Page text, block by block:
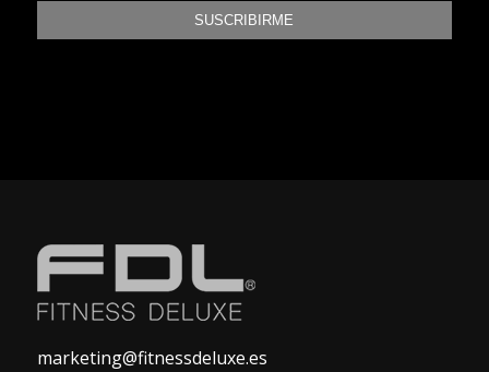
marketing@fitnessdeluxe.es